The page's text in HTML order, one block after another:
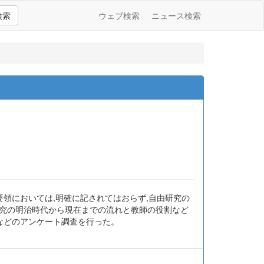
索 ウェブ検索 ニュース検索
においては,明確に記されてはおらず,自由研究の
の明治時代から現在までの流れと教師の役割など
のアンケート調査を行った。